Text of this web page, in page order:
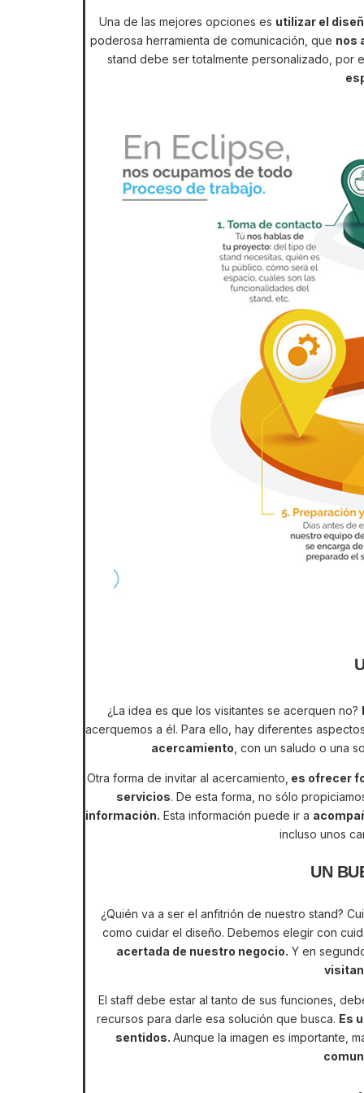
Una de las mejores opciones es utilizar el
poderosa herramienta de comunicación, que nos
stand debe ser totalmente personalizado, por
¿La idea es que los visitantes se acerquen no?
acerquemos a él. Para ello, hay diferentes
acercamiento , con un saludo o una
Otra forma de invitar al acercamiento, es ofrecer
servicios. De esta forma, no sólo
información. Esta información puede ir a
incluso unos
UN
¿Quién va a ser el anfitrión de nuestro stand?
como cuidar el diseño. Debemos elegir con
acertada de nuestro negocio. Y en
El staff debe estar al tanto de sus funciones,
recursos para darle esa solución que busca. Es
sentidos. Aunque la imagen es importante,